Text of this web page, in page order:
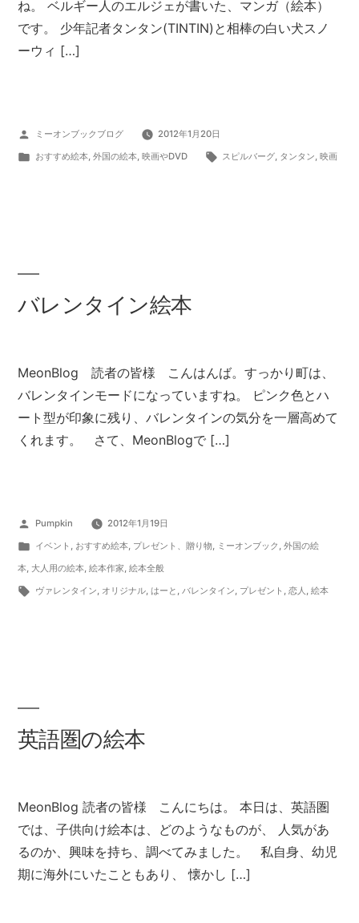
ね。 ベルギー人のエルジェが書いた、マンガ（絵本）
です。 少年記者タンタン(TINTIN)と相棒の白い犬スノ
ーウィ […]
投
稿
ミーオンブックブログ
2012年1月20日
カ
おすすめ絵本, 外国の絵本, 映画やDVD
タ
スピルバーグ タンタン ,映画
バレンタイン絵本
MeonBlog 読者の皆様 こんはんば。すっかり町は、
バレンタインモードになっていますね。 ピンク色とハ
ート型が印象に残り、バレンタインの気分を一層高めて
くれます。 さて、MeonBlogで […]
投
稿
者:
Pumpkin
2012年1月19日
カ
テ
ゴ
イベント おすすめ絵本, プレゼント、贈り物 ミーオンブック 外国の絵
本 大人用の絵本 絵本作家 絵本全般
タ
ヴァレンタイン オリジナル, はーと バレンタイン プレゼント 恋人 絵本
英語圏の絵本
MeonBlog 読者の皆様 こんにちは。 本日は、英語圏
では、子供向け絵本は、どのようなものが、 人気があ
るのか、興味を持ち、調べてみました。 私自身、幼児
期に海外にいたこともあり、 懐かし […]